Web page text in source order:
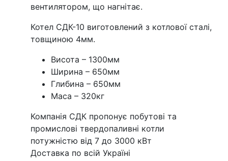
вентилятором, що нагнітає.
Котел СДК-10 виготовлений з котлової сталі,
товщиною 4мм.
Висота – 1300мм
Ширина – 650мм
Глибина – 650мм
Маса – 320кг
Компанія СДК пропонує побутові та
промислові твердопаливні котли
потужністю від 7 до 3000 кВт
Доставка по всій Україні